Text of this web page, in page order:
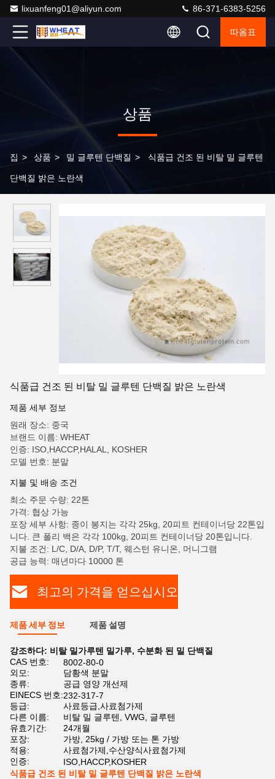
lixuanfeng01@aliyun.com 86-371-6383-5256
따옴표
상품
집 > 상품 > 밀 글루텐 단백질 > 식품급 건조 된 비탈 밀 글루텐
단백질 밝은 노란색
식품급 건조 된 비탈 밀 글루텐 단백질 밝은 노란색
제품 세부 정보
원래 장소: 중국
브랜드 이름: WHEAT
인증: ISO,HACCP,HALAL, KOSHER
모델 번호: 분말
지불 및 배송 조건
최소 주문 수량: 22톤
가격: 협상 가능
포장 세부 사항: 종이 봉지는 각각 25kg, 20피트 컨테이너당 22톤입
니다. 큰 폴리 백은 각각 100kg, 20피트 컨테이너당 20톤입니다.
지불 조건: L/C, D/A, D/P, T/T, 웨스턴 유니온, 머니그램
공급 능력: 매년마다 10000 톤
최고의 가격을 얻으십시오
제품 세부 정보 제품 설명
강조하다: 비탈 밀가루텐 밀가루, 수분화 된 밀 단백질
CAS 번호:
8002-80-0
외모:
담황색 분말
종류:
공급 영양 개선제
EINECS 번호:232-317-7
등급:
사료등급,사료첨가제
다른 이름:
비탈 밀 글루텐, VWG, 글루텐
유효기간:
24개월
포장:
가방, 25kg / 가방 또는 톤 가방
적용:
사료첨가제,수산양식사료첨가제
인증:
ISO,HACCP,KOSHER
식품급 건조 된 비탈 밀 글루텐 단백질 밝은 노란색